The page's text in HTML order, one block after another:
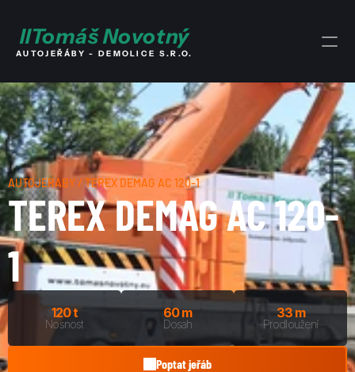
IITomáš Novotný
AUTOJEŘÁBY - DEMOLICE S.R.O.
AUTOJEŘÁBY / TEREX DEMAG AC 120-1
TEREX DEMAG AC 120-
1
120 t
Nosnost
60 m
Dosah
33 m
Prodloužení
Poptat jeřáb